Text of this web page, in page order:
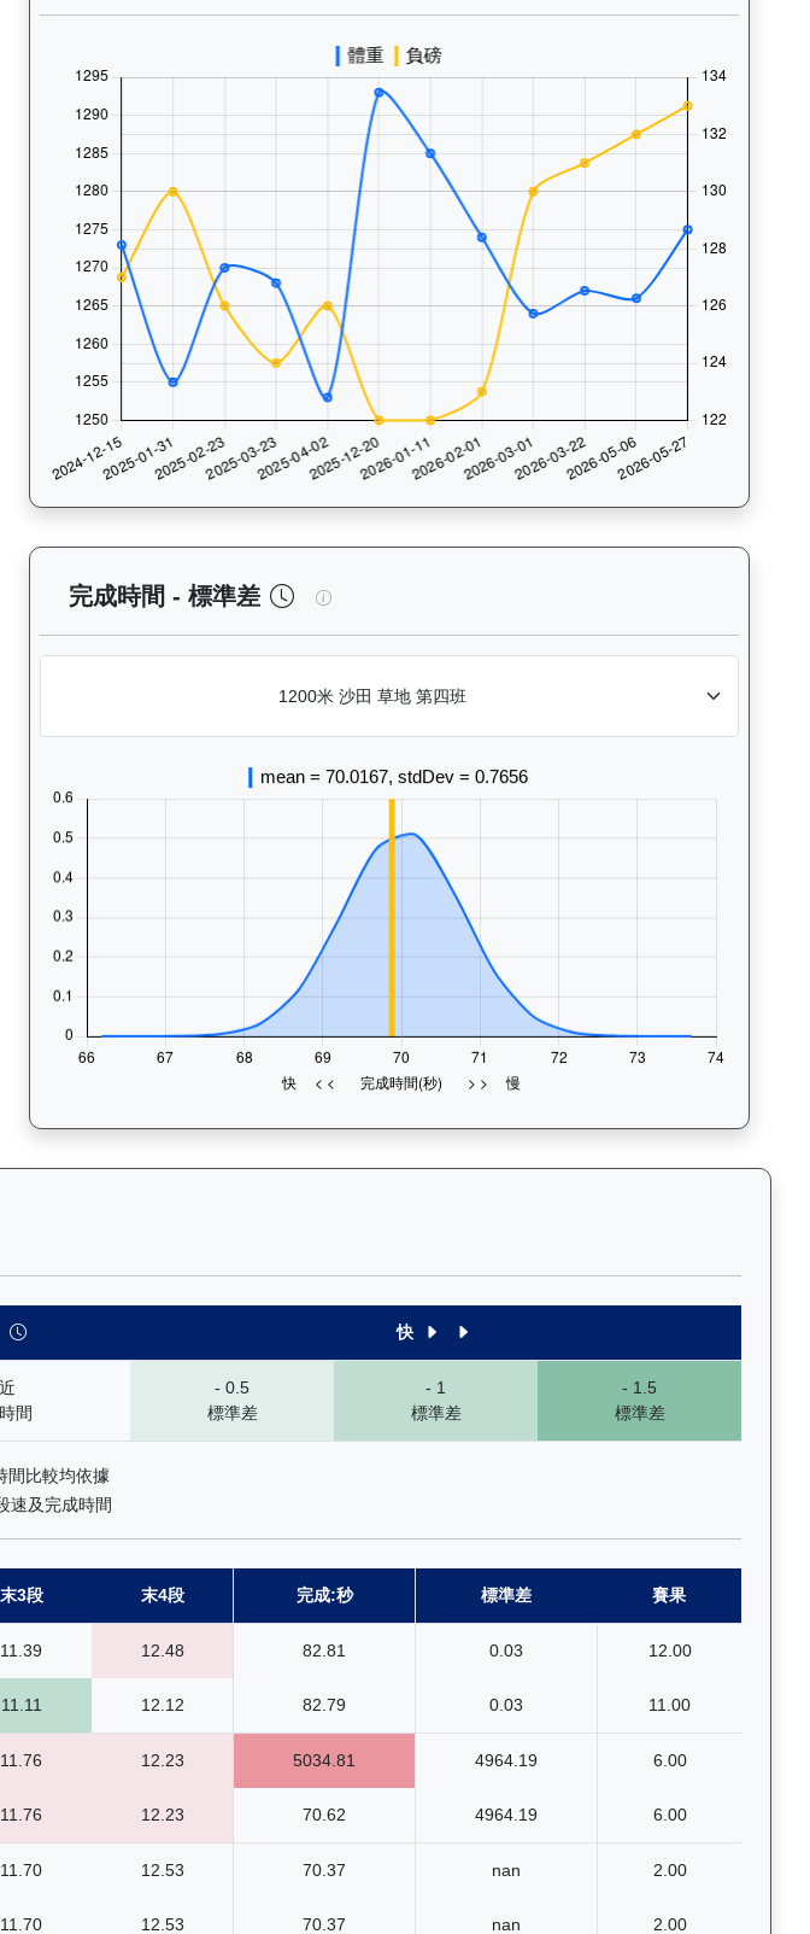
看馬匹最近10場比賽的走位變化趨勢，分析馬匹的跑法風格和衝線
完成時間 - 標準差 逍遙人生（J427）— 完成時間標準差分析
：查看馬匹在各途程和場地的詳細分段時間（末1段至末4段），以
快
間
- 0.5
標準差
- 1
標準差
- 1.5
標準差
間比較均依據
速及完成時間
末3段 末4段 完成:秒 標準差 賽果
11.39 12.48 82.81 0.03 12.00
11.11 12.12 82.79 0.03 11.00
11.76 12.23 5034.81 4964.19 6.00
11.76 12.23 70.62 4964.19 6.00
11.70 12.53 70.37 nan 2.00
11.70 12.53 70.37 nan 2.00